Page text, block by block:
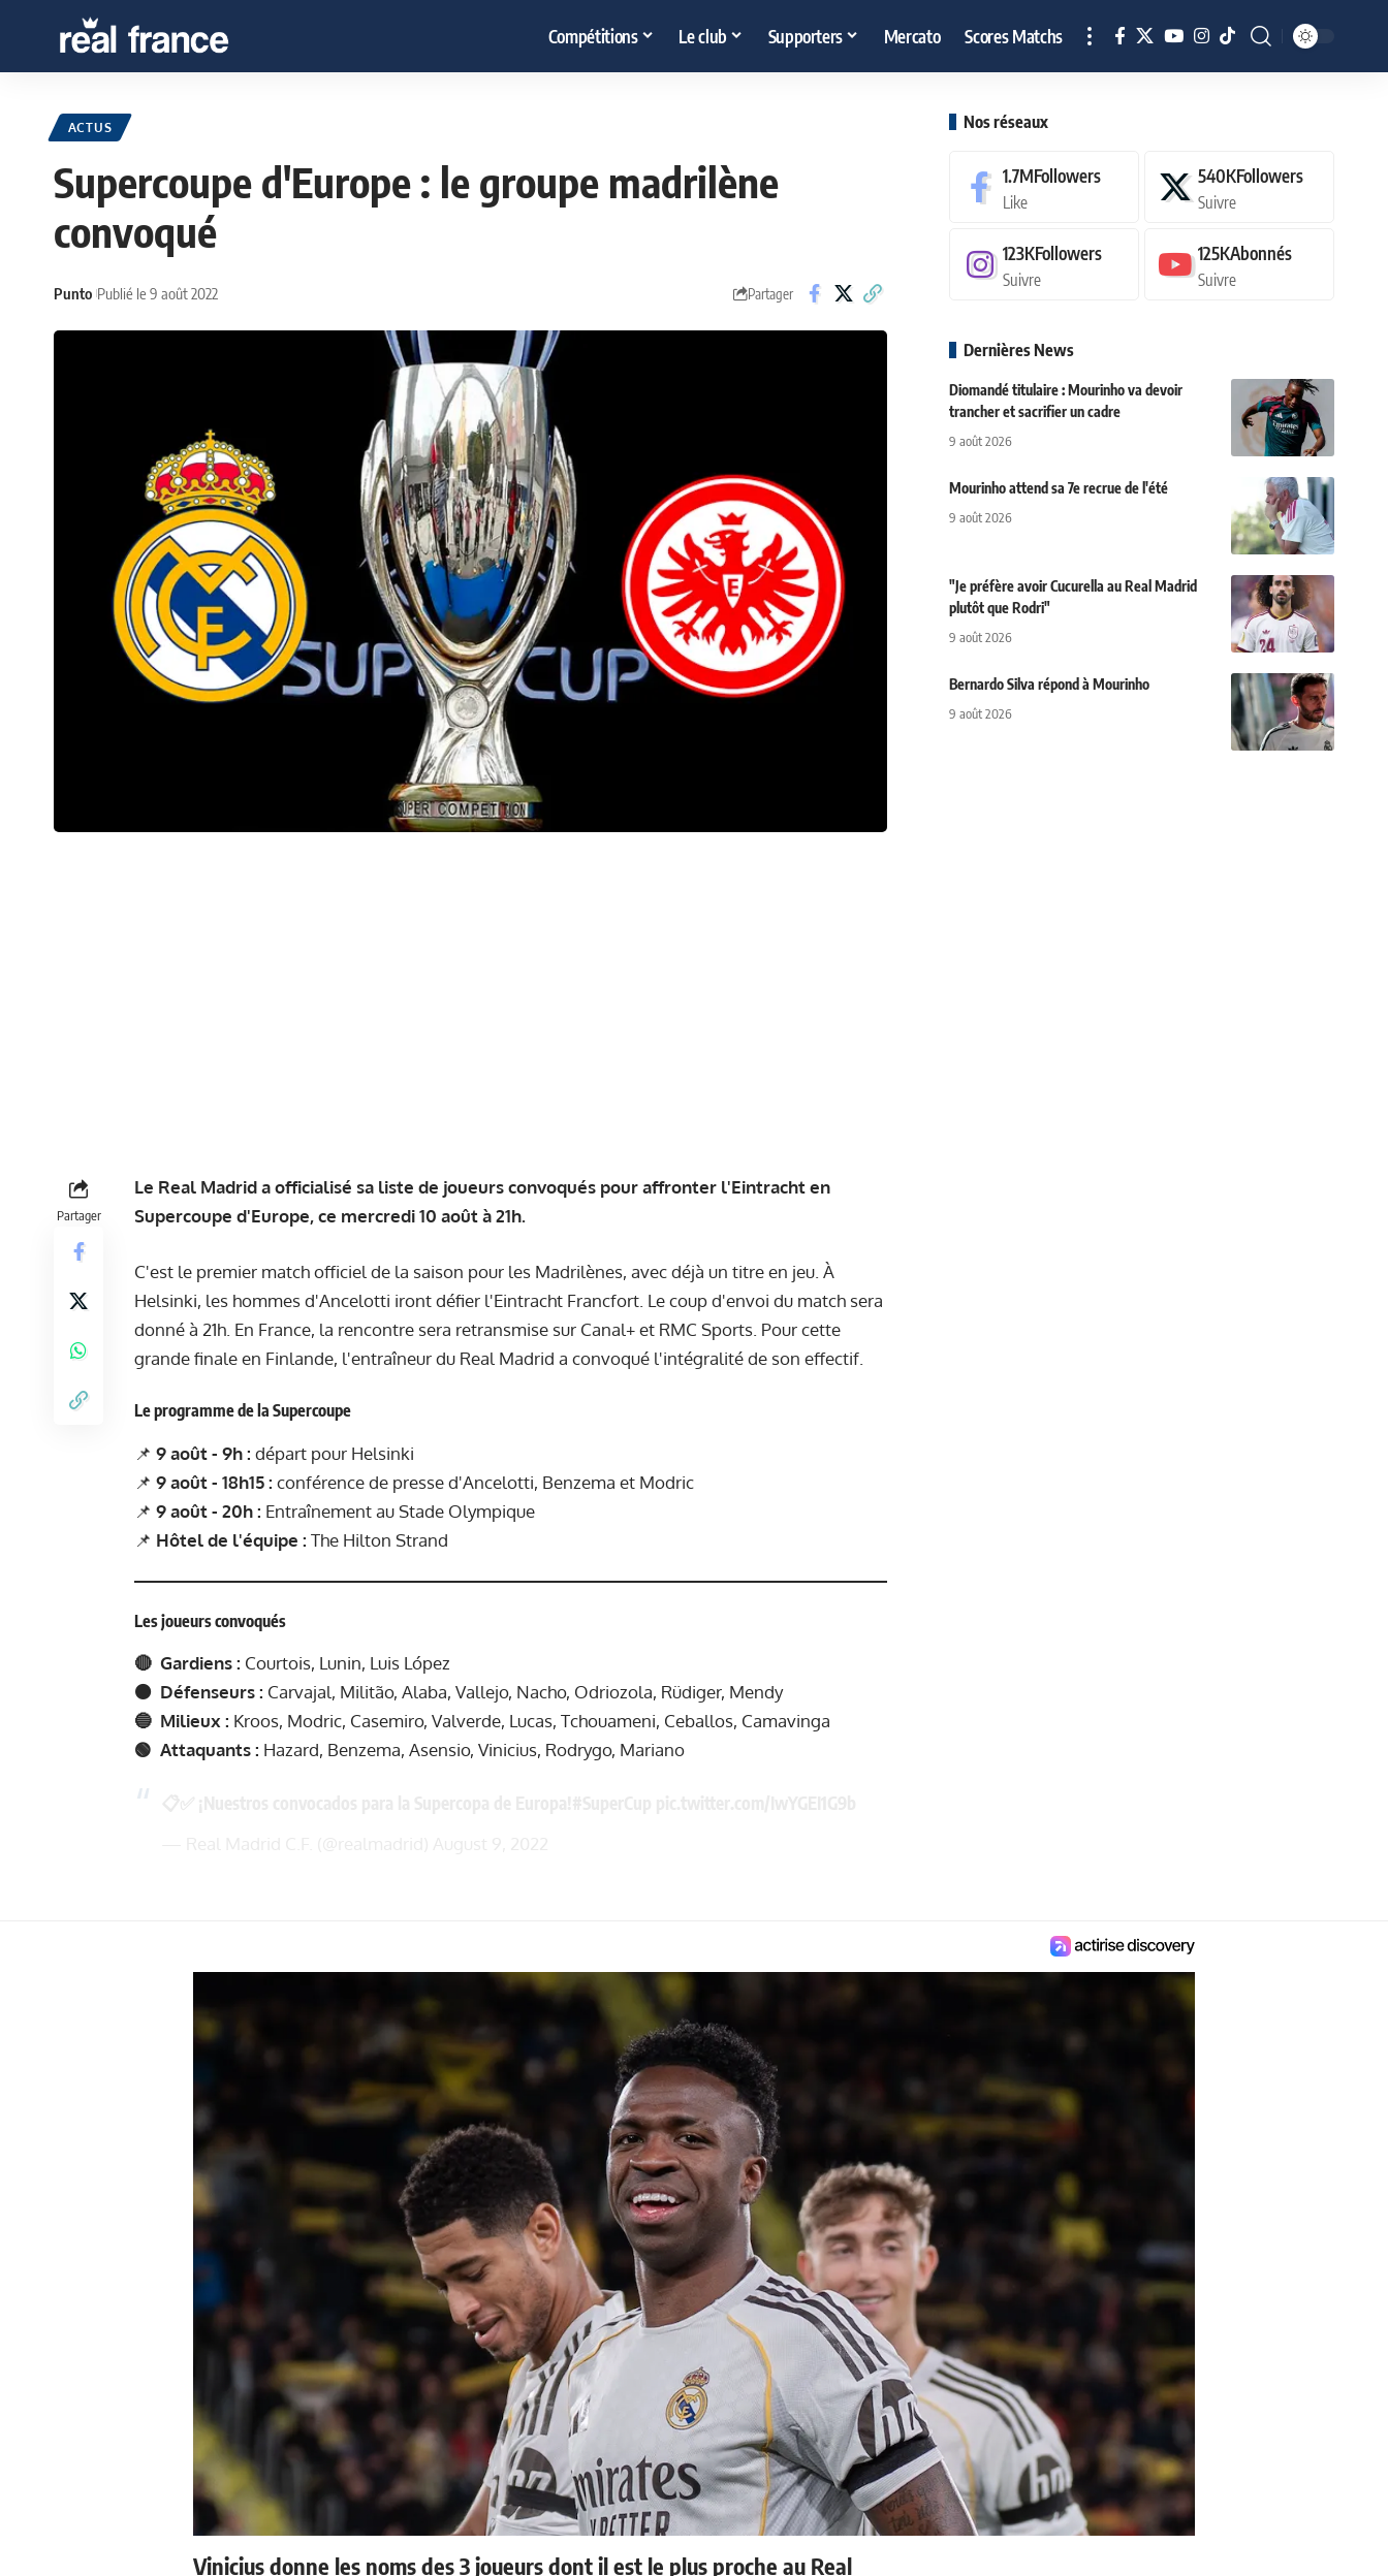
Compétitions Le club Supporters Mercato Scores Matchs
ACTUS
Supercoupe d'Europe : le groupe madrilène
convoqué
Punto Publié le 9 août 2022 Partager
Partager
Le Real Madrid a officialisé sa liste de joueurs convoqués pour affronter l'Eintracht en
Supercoupe d'Europe, ce mercredi 10 août à 21h.
C'est le premier match officiel de la saison pour les Madrilènes, avec déjà un titre en jeu. À
Helsinki, les hommes d'Ancelotti iront défier l'Eintracht Francfort. Le coup d'envoi du match sera
donné à 21h. En France, la rencontre sera retransmise sur Canal+ et RMC Sports. Pour cette
grande finale en Finlande, l'entraîneur du Real Madrid a convoqué l'intégralité de son effectif.
Le programme de la Supercoupe
📌 9 août - 9h : départ pour Helsinki
📌 9 août - 18h15 : conférence de presse d'Ancelotti, Benzema et Modric
📌 9 août - 20h : Entraînement au Stade Olympique
📌 Hôtel de l'équipe : The Hilton Strand
Les joueurs convoqués
🔴 Gardiens : Courtois, Lunin, Luis López
🟠 Défenseurs : Carvajal, Militão, Alaba, Vallejo, Nacho, Odriozola, Rüdiger, Mendy
🔵 Milieux : Kroos, Modric, Casemiro, Valverde, Lucas, Tchouameni, Ceballos, Camavinga
🟢 Attaquants : Hazard, Benzema, Asensio, Vinicius, Rodrygo, Mariano
Nos réseaux
1.7MFollowers
Like
540KFollowers
Suivre
123KFollowers
Suivre
125KAbonnés
Suivre
Dernières News
Diomandé titulaire : Mourinho va devoir
trancher et sacrifier un cadre
9 août 2026
Mourinho attend sa 7e recrue de l'été
9 août 2026
"Je préfère avoir Cucurella au Real Madrid
plutôt que Rodri"
9 août 2026
Bernardo Silva répond à Mourinho
9 août 2026
Vinicius donne les noms des 3 joueurs dont il est le plus proche au Real